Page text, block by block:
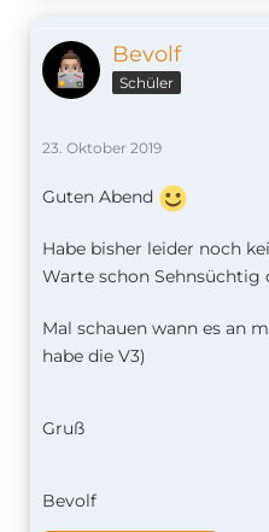
Bevolf
Schüler
23. Oktober 2019
Guten Abend
Habe bisher leider noch
Warte schon Sehnsüchtig
Mal schauen wann es an
habe die V3)
Gruß
Bevolf